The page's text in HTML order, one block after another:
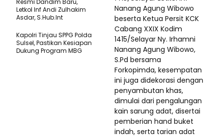
Nanang Agung Wibowo
beserta Ketua Persit KCK
Cabang XXIX Kodim
1415/Selayar Ny. Irhamni
Nanang Agung Wibowo,
S.Pd bersama
Forkopimda, kesempatan
ini juga didekorasi dengan
penyambutan khas,
dimulai dari pengalungan
kain sarung adat, disertai
pemberian hand buket
indah, serta tarian adat
Resmi Dandim Baru,
Letkol Inf Andi Zulhakim
Asdar, S.Hub.Int
Kapolri Tinjau SPPG Polda
Sulsel, Pastikan Kesiapan
Dukung Program MBG